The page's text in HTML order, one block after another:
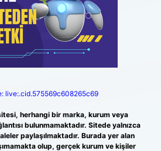
live:.cid.575569c608265c69
herhangi bir marka, kurum veya
bulunmamaktadır. Sitede yalnızca
paylaşılmaktadır. Burada yer alan
olup, gerçek kurum ve kişiler